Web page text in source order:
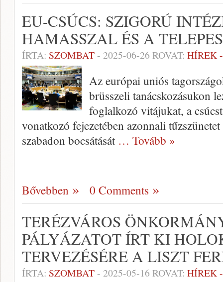
EU-CSÚCS: SZIGORÚ
HAMASSZAL ÉS A
ÍRTA: SZOMBAT- 2025-06-26 ROVAT: HÍREK
Az európai uniós
brüsszeli tanácskozásukon
foglalkozó vitájukat, a
vonatkozó fejezetében azonnali
szabadon bocsátását … Tovább »
Bővebben 0 Comments
TERÉZVÁROS
PÁLYÁZATOT ÍRT KI
TERVEZÉSÉRE A LISZT
ÍRTA: SZOMBAT- 2025-05-16 ROVAT: HÍREK